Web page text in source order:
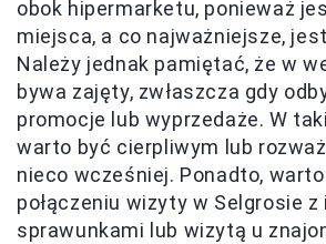
obok hipermarketu, ponieważ
miejsca, a co najważniejsze,
Należy jednak pamiętać, że w
bywa zajęty, zwłaszcza gdy
promocje lub wyprzedaże. W
warto być cierpliwym lub
nieco wcześniej. Ponadto,
połączeniu wizyty w Selgrosie z
sprawunkami lub wizytą u